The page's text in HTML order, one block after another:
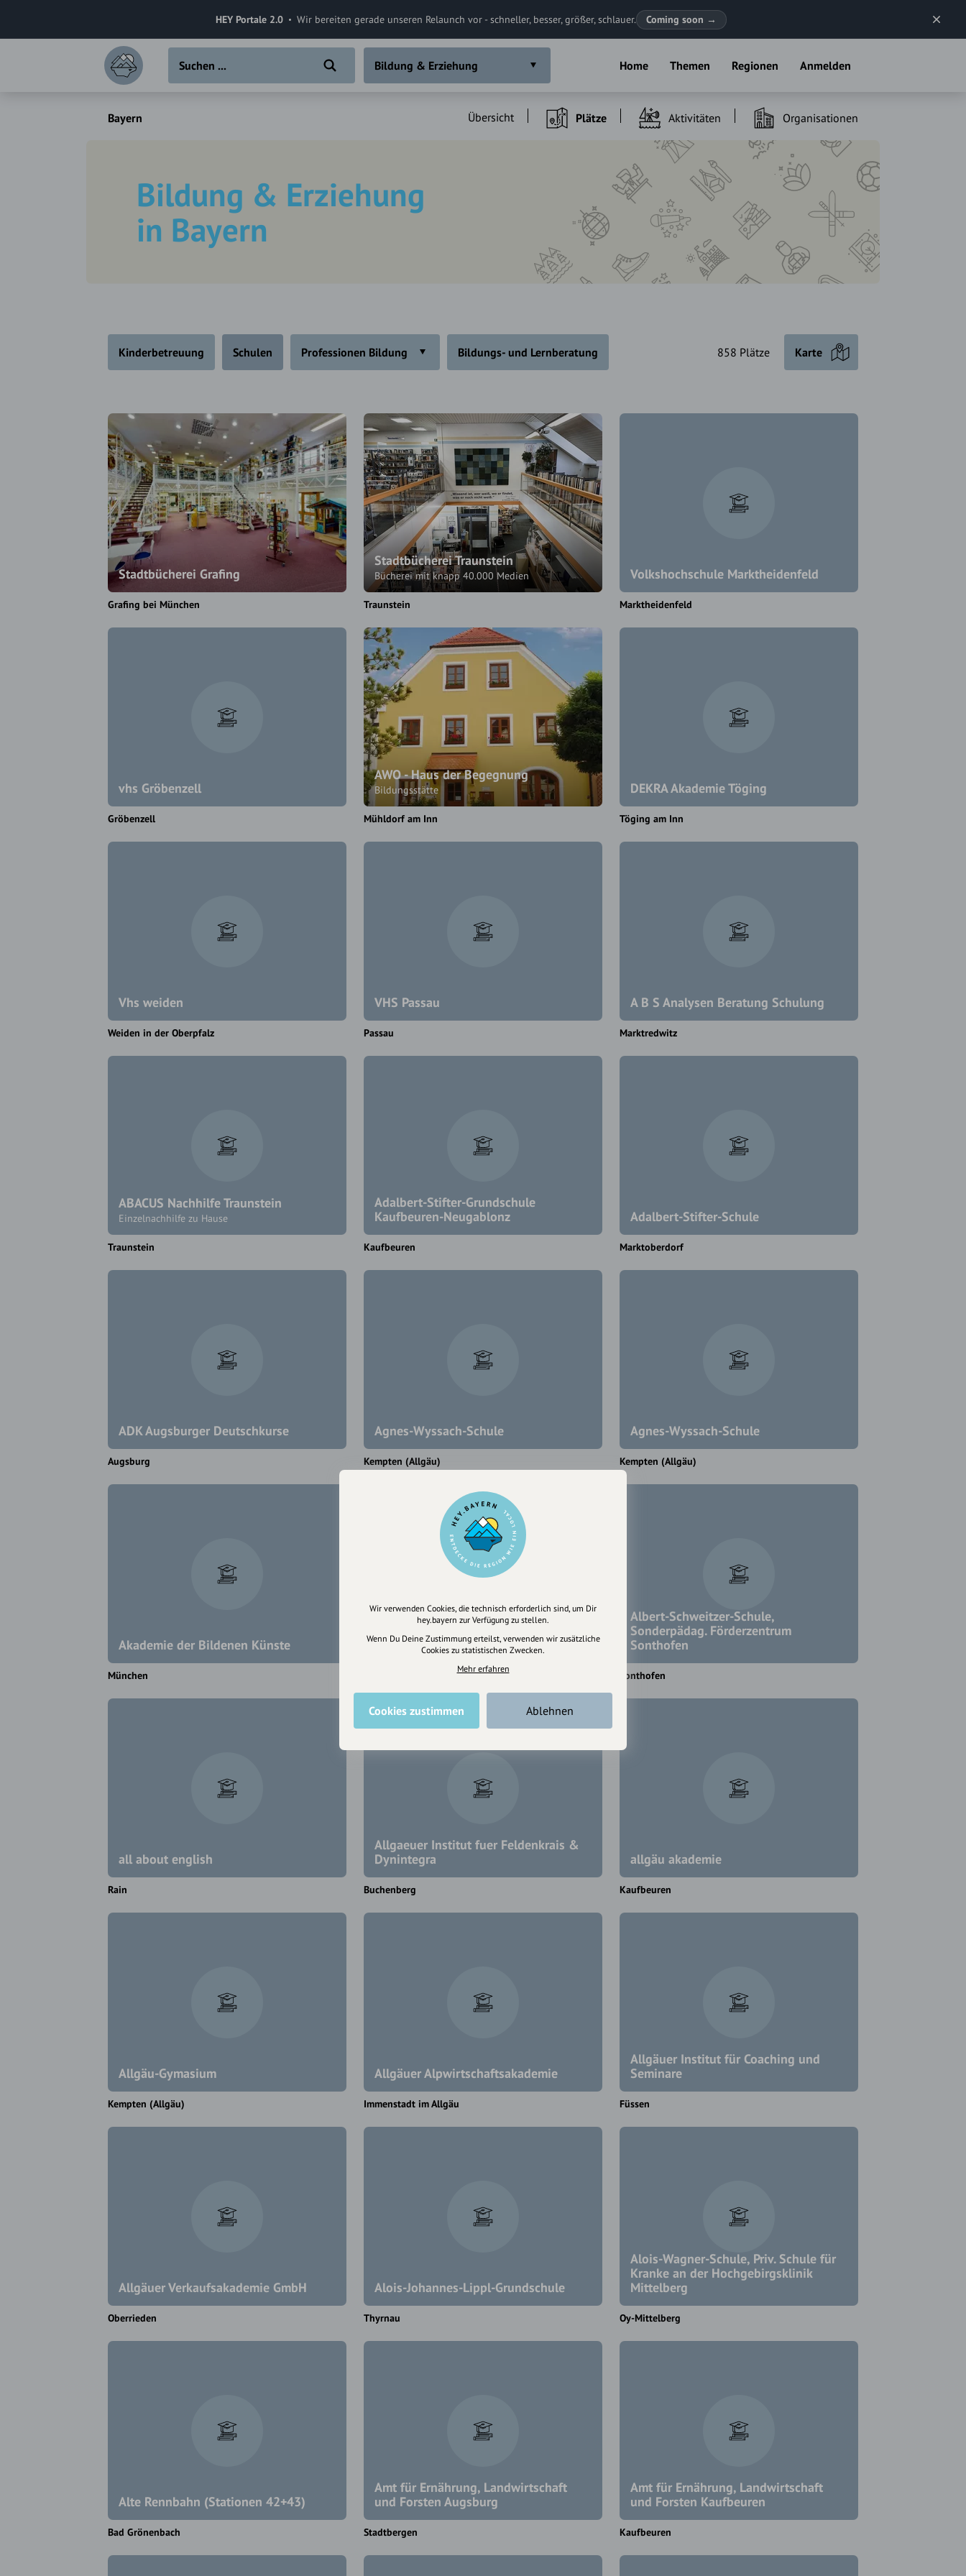
HEY Portale 2.0 Wir bereiten gerade unseren Relaunch vor - schneller, besser, größer, schlauer. Coming soon →
Home Themen Regionen Anmelden
Bildung & Erziehung
Bayern Übersicht Plätze Aktivitäten Organisationen
Bildung & Erziehung
in Bayern
Kinderbetreuung Schulen Professionen Bildung Bildungs- und Lernberatung 858 Plätze Karte
Stadtbücherei Grafing
Grafing bei München
Stadtbücherei Traunstein
Bücherei mit knapp 40.000 Medien
Traunstein
Volkshochschule Marktheidenfeld
Marktheidenfeld
vhs Gröbenzell
Gröbenzell
AWO - Haus der Begegnung
Bildungsstätte
Mühldorf am Inn
DEKRA Akademie Töging
Töging am Inn
Vhs weiden
Weiden in der Oberpfalz
VHS Passau
Passau
A B S Analysen Beratung Schulung
Marktredwitz
ABACUS Nachhilfe Traunstein
Einzelnachhilfe zu Hause
Traunstein
Adalbert-Stifter-Grundschule
Kaufbeuren-Neugablonz
Kaufbeuren
Adalbert-Stifter-Schule
Marktoberdorf
ADK Augsburger Deutschkurse
Augsburg
Agnes-Wyssach-Schule
Kempten (Allgäu)
Agnes-Wyssach-Schule
Kempten (Allgäu)
Akademie der Bildenen Künste
München
Aktive Wirtschafts Senioren e.V.
Albert-Schweitzer-Schule,
Sonderpädag. Förderzentrum
Sonthofen
Sonthofen
all about english
Rain
Allgaeuer Institut fuer Feldenkrais &
Dynintegra
Buchenberg
allgäu akademie
Kaufbeuren
Allgäu-Gymasium
Kempten (Allgäu)
Allgäuer Alpwirtschaftsakademie
Immenstadt im Allgäu
Allgäuer Institut für Coaching und
Seminare
Füssen
Allgäuer Verkaufsakademie GmbH
Oberrieden
Alois-Johannes-Lippl-Grundschule
Thyrnau
Alois-Wagner-Schule, Priv. Schule für
Kranke an der Hochgebirgsklinik
Mittelberg
Oy-Mittelberg
Alte Rennbahn (Stationen 42+43)
Bad Grönenbach
Amt für Ernährung, Landwirtschaft
und Forsten Augsburg
Stadtbergen
Amt für Ernährung, Landwirtschaft
und Forsten Kaufbeuren
Kaufbeuren
Wir verwenden Cookies, die technisch erforderlich sind, um Dir
hey.bayern zur Verfügung zu stellen.
Wenn Du Deine Zustimmung erteilst, verwenden wir zusätzliche
Cookies zu statistischen Zwecken.
Mehr erfahren
Cookies zustimmen Ablehnen